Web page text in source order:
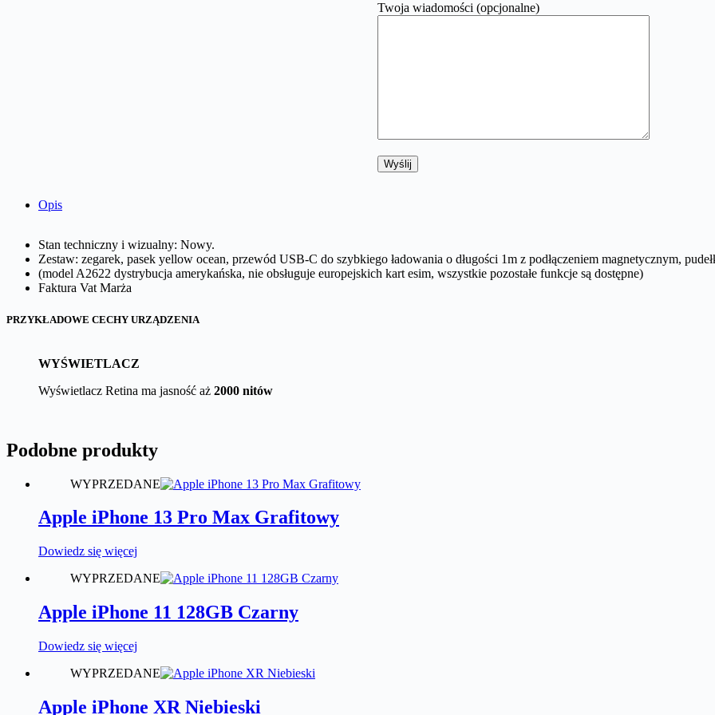
Twoja wiadomości (opcjonalne)
Opis
Stan techniczny i wizualny: Nowy.
Zestaw: zegarek, pasek yellow ocean, przewód USB-C do szybkiego ładowania o długości 1m z podłączeniem magnetycznym,
(model A2622 dystrybucja amerykańska, nie obsługuje europejskich kart esim, wszystkie pozostałe funkcje są dostępne)
Faktura Vat Marża
PRZYKŁADOWE CECHY URZĄDZENIA
WYŚWIETLACZ
Wyświetlacz Retina ma jasność aż 2000 nitów
Podobne produkty
WYPRZEDANE
Apple iPhone 13 Pro Max Grafitowy
Dowiedz się więcej
WYPRZEDANE
Apple iPhone 11 128GB Czarny
Dowiedz się więcej
WYPRZEDANE
Apple iPhone XR Niebieski